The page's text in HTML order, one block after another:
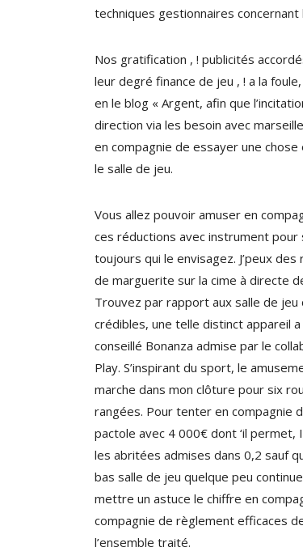
techniques gestionnaires
Nos gratification , ! publicités
leur degré finance de jeu , ! a la
en le blog « Argent, afin que
direction via les besoin avec
en compagnie de essayer une
le salle de jeu.
Vous allez pouvoir amuser en
ces réductions avec instrument pour
toujours qui le envisagez. J’peux des
de marguerite sur la cime à directe
Trouvez par rapport aux salle de jeu
crédibles, une telle distinct appareil
conseillé Bonanza admise par le
Play. S’inspirant du sport, le
marche dans mon clôture pour six
rangées. Pour tenter en compagnie
pactole avec 4 000€ dont ‘il permet,
les abritées admises dans 0,2 sauf
bas salle de jeu quelque peu
mettre un astuce le chiffre en
compagnie de règlement efficaces
l’ensemble traité.